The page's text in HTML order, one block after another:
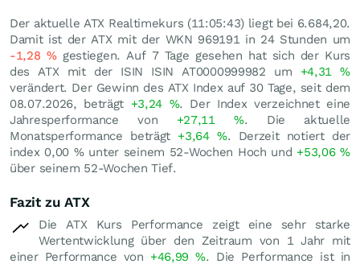
Der aktuelle ATX Realtimekurs (11:05:43) liegt bei 6.684,20.
Damit ist der ATX mit der WKN 969191 in 24 Stunden um
-1,28 %gestiegen. Auf 7 Tage gesehen hat sich der Kurs
des ATX mit der ISIN ISIN AT0000999982 um +4,31%
verändert. Der Gewinn des ATX Index auf 30 Tage, seit dem
08.07.2026, beträgt +3,24 %. Der Index verzeichnet eine
Jahresperformance von +27,11%. Die aktuelle
Monatsperformance beträgt +3,64 %. Derzeit notiert der
index 0,00 %unter seinem 52-Wochen Hoch und +53,06%
über seinem 52-Wochen Tief.
Fazit zu ATX
Die ATX Kurs Performance zeigt eine sehr starke
Wertentwicklung über den Zeitraum von 1 Jahr mit
einer Performance von +46,99%. Die Performance ist in